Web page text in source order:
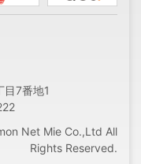
7番地1
Net Mie Co.,Ltd All
Rights Reserved.